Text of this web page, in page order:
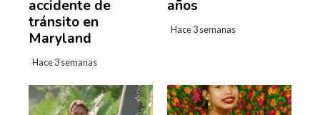
accidente de
tránsito en
Maryland
Hace 3 semanas
años
Hace 3 semanas